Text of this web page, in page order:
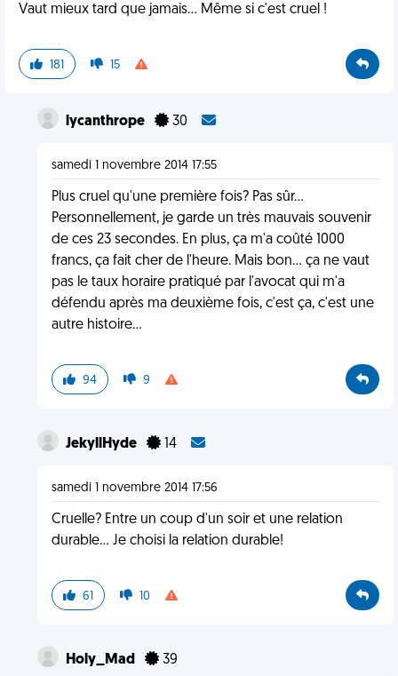
Vaut mieux tard que jamais... Même si c'est cruel !
181 15
lycanthrope 30
samedi 1 novembre 2014 17:55
Plus cruel qu'une première fois? Pas sûr...
Personnellement, je garde un très mauvais souvenir
de ces 23 secondes. En plus, ça m'a coûté 1000
francs, ça fait cher de l'heure. Mais bon... ça ne vaut
pas le taux horaire pratiqué par l'avocat qui m'a
défendu après ma deuxième fois, c'est ça, c'est une
autre histoire...
94 9
JekyllHyde 14
samedi 1 novembre 2014 17:56
Cruelle? Entre un coup d'un soir et une relation
durable... Je choisi la relation durable!
61 10
Holy_Mad 39